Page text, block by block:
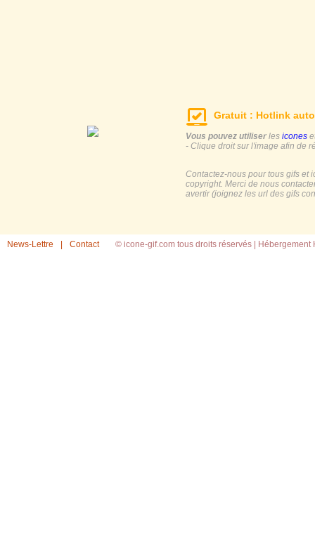
Gratuit : Hotlink
Vous pouvez utiliser les icones
- Clique droit sur l'image afin de
Contactez-nous pour tous gifs et
copyright. Merci de nous
avertir (joignez les url des gifs
News-Lettre Contact © icone-gif.com tous droits réservés | Hébergement